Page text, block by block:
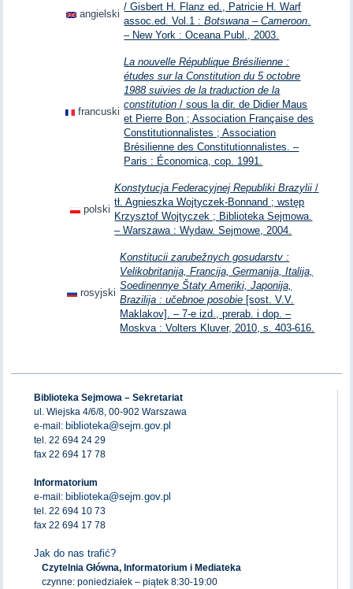
angielski
/ Gisbert H. Flanz ed., Patricie H. Warf
assoc.ed. Vol.1 :Botswana – Cameroon.
– New York : Oceana Publ., 2003.
francuski
La nouvelle République Brésilienne :
études sur la Constitution du 5 octobre
1988 suivies de la traduction de la
constitution / sous la dir. de Didier Maus
et Pierre Bon ; Association Française des
Constitutionnalistes ; Association
Brésilienne des Constitutionnalistes. –
Paris : Économica, cop. 1991.
polski
Konstytucja Federacyjnej Republiki Brazylii /
tł. Agnieszka Wojtyczek-Bonnand ; wstęp
Krzysztof Wojtyczek ; Biblioteka Sejmowa.
– Warszawa : Wydaw. Sejmowe, 2004.
rosyjski
Konstitucii zarubežnych gosudarstv :
Velikobritanija, Francija, Germanija, Italija,
Soedinennye Štaty Ameriki, Japonija,
Brazilija : učebnoe posobie [sost. V.V.
Maklakov]. – 7-e izd., prerab. i dop. –
Moskva : Volters Kluver, 2010, s. 403-616.
Biblioteka Sejmowa – Sekretariat
ul. Wiejska 4/6/8, 00-902 Warszawa
e-mail: biblioteka@sejm.gov.pl
tel. 22 694 24 29
fax 22 694 17 78
Informatorium
e-mail: biblioteka@sejm.gov.pl
tel. 22 694 10 73
fax 22 694 17 78
Jak do nas trafić?
Czytelnia Główna, Informatorium i Mediateka
czynne: poniedziałek – piątek 8:30-19:00